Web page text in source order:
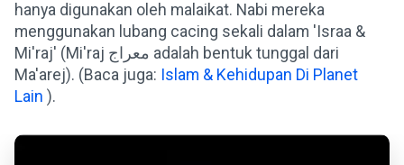
hanya digunakan oleh malaikat. Nabi mereka
menggunakan lubang cacing sekali dalam 'Israa &
Mi'raj' (Mi'raj معراج adalah bentuk tunggal dari
Ma'arej). (Baca juga: Islam & Kehidupan Di Planet
Lain ).